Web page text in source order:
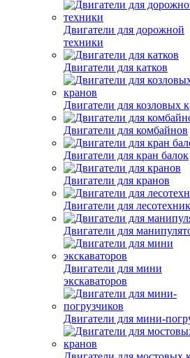
Двигатели для дорожной
техники
Двигатели для катков
Двигатели для козловых
Двигатели для комбайнов
Двигатели для кран балок
Двигатели для кранов
Двигатели для
Двигатели для
Двигатели для мини
экскаваторов
Двигатели для мини-